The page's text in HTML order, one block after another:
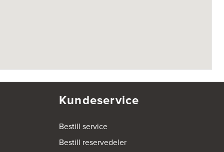
Kundeservice
Bestill service
Bestill reservedeler